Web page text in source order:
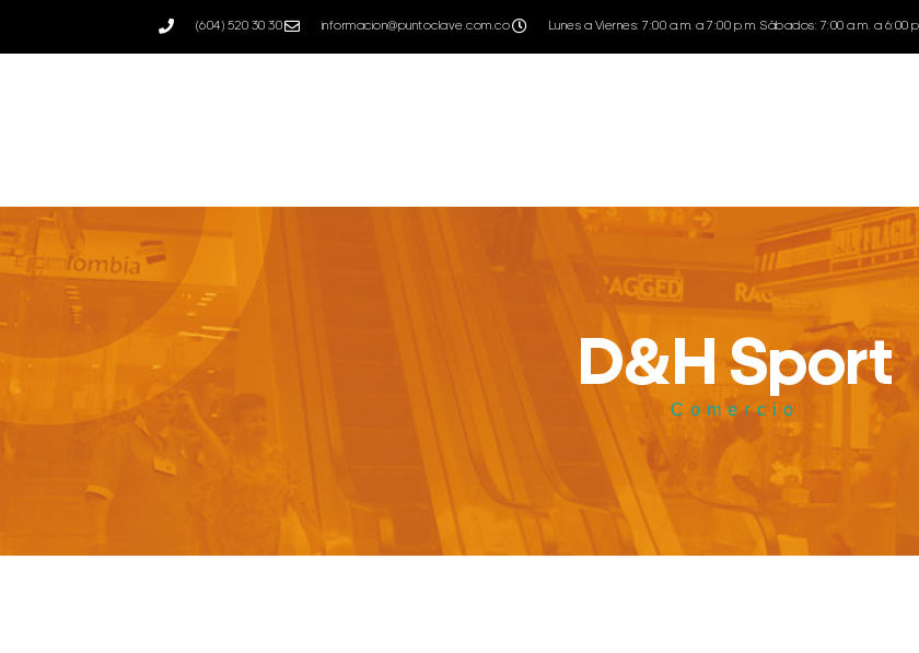
(604) 520 30 30 informacion@puntoclave.com.co Lunes a Viernes: 7:00 a.m. a 7:00 p.m. Sábados: 7:00 a.m. a 6:00
D&H Sport
Comercio